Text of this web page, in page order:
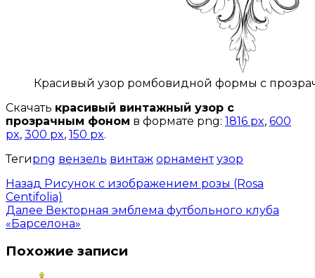
Красивый узор ромбовидной формы с
Скачать красивый винтажный узор с
прозрачным фоном в формате png: 1816 px, 600
px, 300 px, 150 px.
Тегиpng вензель винтаж орнамент узор
Назад Рисунок с изображением розы (Rosa
Centifolia)
Далее Векторная эмблема футбольного клуба
«Барселона»
Похожие записи